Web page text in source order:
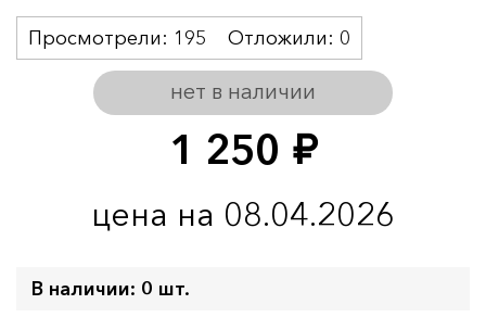
1 250 руб.
цена на 08.04.2026
нет в наличии
Просмотрели: 195 Отложили: 0
В наличии: 0 шт.